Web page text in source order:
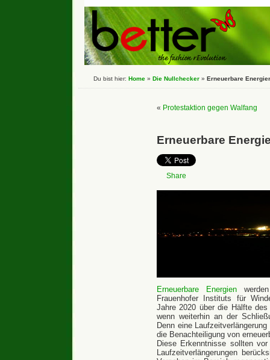
Du bist hier: Home » Die Nullchecker » Erneuerbare
« Protestaktion gegen Walfang
Erneuerbare
Share
Erneuerbare Energien
Frauenhofer Instituts für
Jahre 2020 über die Hälfte
wenn weiterhin an der
Denn eine
die Benachteiligung von
Diese Erkenntnisse sollten
Laufzeitverlängerungen